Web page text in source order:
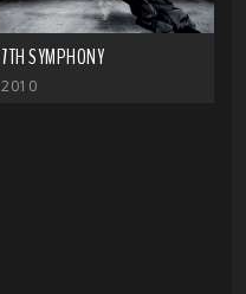
7TH SYMPHONY
2010